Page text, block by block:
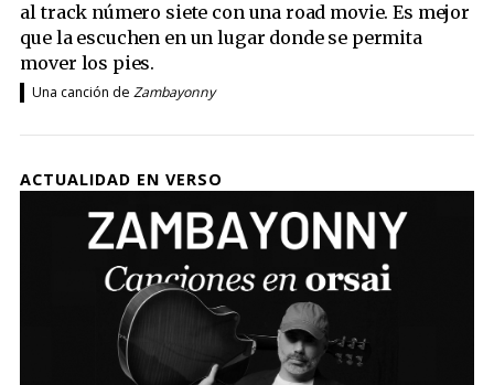
al track número siete con una road movie. Es mejor
que la escuchen en un lugar donde se permita
mover los pies.
Una canción de Zambayonny
ACTUALIDAD EN VERSO